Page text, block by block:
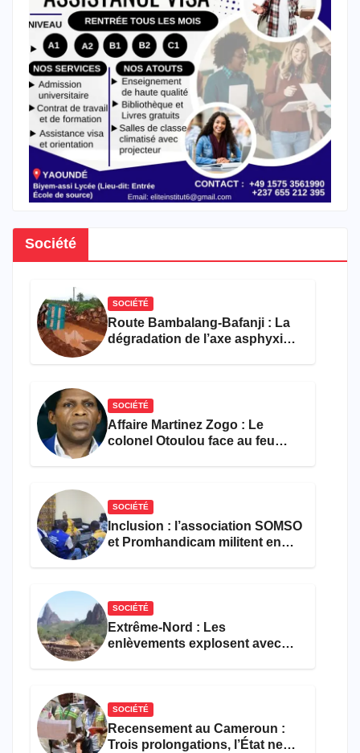
Société
SOCIÉTÉ
Route Bambalang-Bafanji : La
dégradation de l’axe asphyxie
SOCIÉTÉ
Affaire Martinez Zogo : Le
colonel Otoulou face au feu
SOCIÉTÉ
Inclusion : l’association SOMSO
et Promhandicam militent en
SOCIÉTÉ
Extrême-Nord : Les
enlèvements explosent avec
SOCIÉTÉ
Recensement au Cameroun :
Trois prolongations, l’État ne